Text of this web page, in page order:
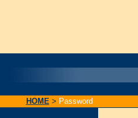
HOME> Password